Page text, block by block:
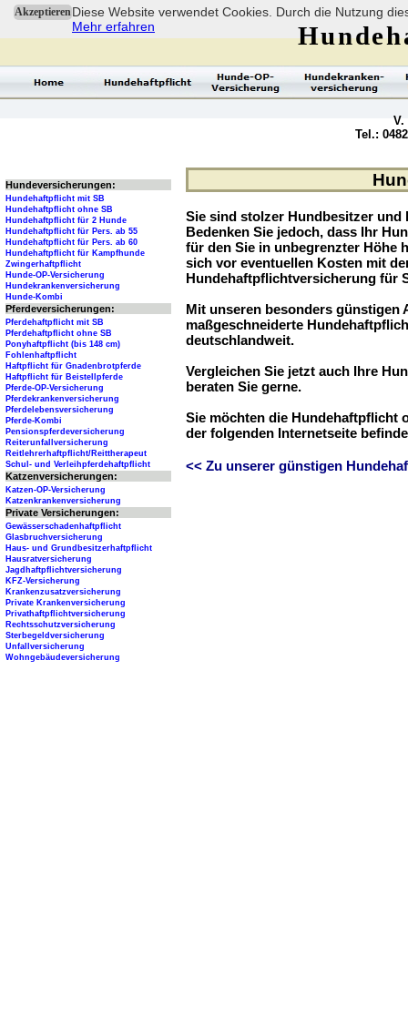
AkzeptierenDiese Website verwendet Cookies. Durch die Nutzung
Mehr erfahren
Sie sind stolzer Hundbesitzer und
Bedenken Sie jedoch, dass Ihr
für den Sie in unbegrenzter Höhe
sich vor eventuellen Kosten mit
Hundehaftpflichtversicherung für
Mit unseren besonders günstigen
maßgeschneiderte
deutschlandweit.
Vergleichen Sie jetzt auch Ihre
beraten Sie gerne.
Sie möchten die Hundehaftpflicht
der folgenden Internetseite
<< Zu unserer günstigen
V.
Tel.:
Hundeversicherungen:
Hundehaftpflicht mit SB
Hundehaftpflicht ohne SB
Hundehaftpflicht für 2 Hunde
Hundehaftpflicht für Pers. ab 55
Hundehaftpflicht für Pers. ab 60
Hundehaftpflicht für Kampfhunde
Zwingerhaftpflicht
Hunde-OP-Versicherung
Hundekrankenversicherung
Hunde-Kombi
Pferdeversicherungen:
Pferdehaftpflicht mit SB
Pferdehaftpflicht ohne SB
Ponyhaftpflicht (bis 148 cm)
Fohlenhaftpflicht
Haftpflicht für Gnadenbrotpferde
Haftpflicht für Beistellpferde
Pferde-OP-Versicherung
Pferdekrankenversicherung
Pferdelebensversicherung
Pferde-Kombi
Pensionspferdeversicherung
Reiterunfallversicherung
Reitlehrerhaftpflicht/Reittherapeut
Schul- und Verleihpferdehaftpflicht
Katzenversicherungen:
Katzen-OP-Versicherung
Katzenkrankenversicherung
Private Versicherungen:
Gewässerschadenhaftpflicht
Glasbruchversicherung
Haus- und Grundbesitzerhaftpflicht
Hausratversicherung
Jagdhaftpflichtversicherung
KFZ-Versicherung
Krankenzusatzversicherung
Private Krankenversicherung
Privathaftpflichtversicherung
Rechtsschutzversicherung
Sterbegeldversicherung
Unfallversicherung
Wohngebäudeversicherung